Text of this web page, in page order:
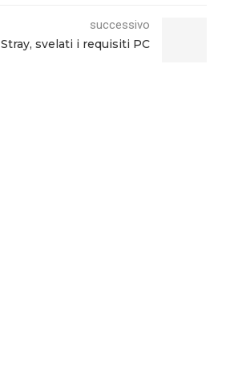
successivo
Stray, svelati i requisiti PC